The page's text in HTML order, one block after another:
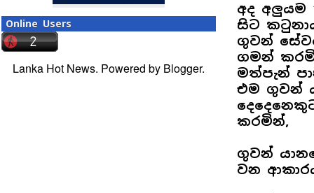
Online Users
Lanka Hot News. Powered by Blogger.
අද අලුයම
සිට
ගුවන්
ගමන්
මත්පැන්
එම ගුවන්
කරමින්,
ගුවන්
වන